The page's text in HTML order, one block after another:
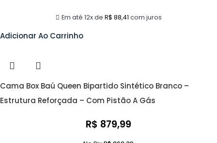
Em até 12x de R$ 88,41 com juros
Adicionar Ao Carrinho
Cama Box Baú Queen Bipartido Sintético Branco –
Estrutura Reforçada – Com Pistão A Gás
R$ 879,99